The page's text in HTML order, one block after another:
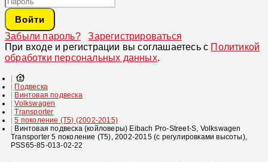
Войти
Забыли пароль?
Зарегистрироваться
При входе и регистрации вы соглашаетесь с Политикой
обработки персональных данных.
Подвеска
Винтовая подвеска
Volkswagen
Transporter
5 поколение (T5) (2002-2015)
Винтовая подвеска (койловеры) Eibach Pro-Street-S, Volkswagen
Transporter 5 поколение (T5), 2002-2015 (с регулировками высоты),
PSS65-85-013-02-22